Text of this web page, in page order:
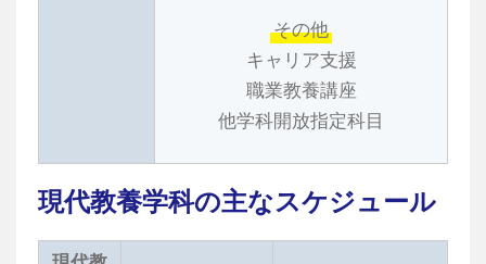
その他
キャリア支援
職業教養講座
他学科開放指定科目
現代教養学科の主なスケジュール